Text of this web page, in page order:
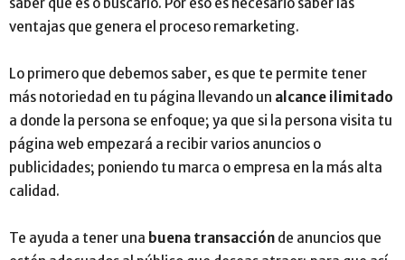
ventajas que genera el proceso remarketing.
Lo primero que debemos saber, es que te permite tener
más notoriedad en tu página llevando un alcance ilimitado
a donde la persona se enfoque; ya que si la persona visita tu
página web empezará a recibir varios anuncios o
publicidades; poniendo tu marca o empresa en la más alta
calidad.
Te ayuda a tener una buena transacción de anuncios que